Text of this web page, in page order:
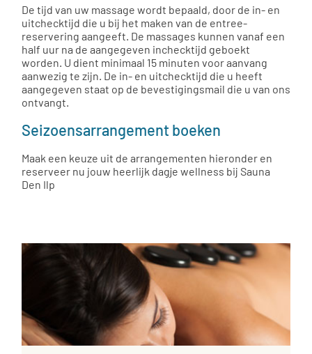
De tijd van uw massage wordt bepaald, door de in- en
uitchecktijd die u bij het maken van de entree-
reservering aangeeft. De massages kunnen vanaf een
half uur na de aangegeven inchecktijd geboekt
worden. U dient minimaal 15 minuten voor aanvang
aanwezig te zijn. De in- en uitchecktijd die u heeft
aangegeven staat op de bevestigingsmail die u van ons
ontvangt.
Seizoensarrangement boeken
Maak een keuze uit de arrangementen hieronder en
reserveer nu jouw heerlijk dagje wellness bij Sauna
Den Ilp